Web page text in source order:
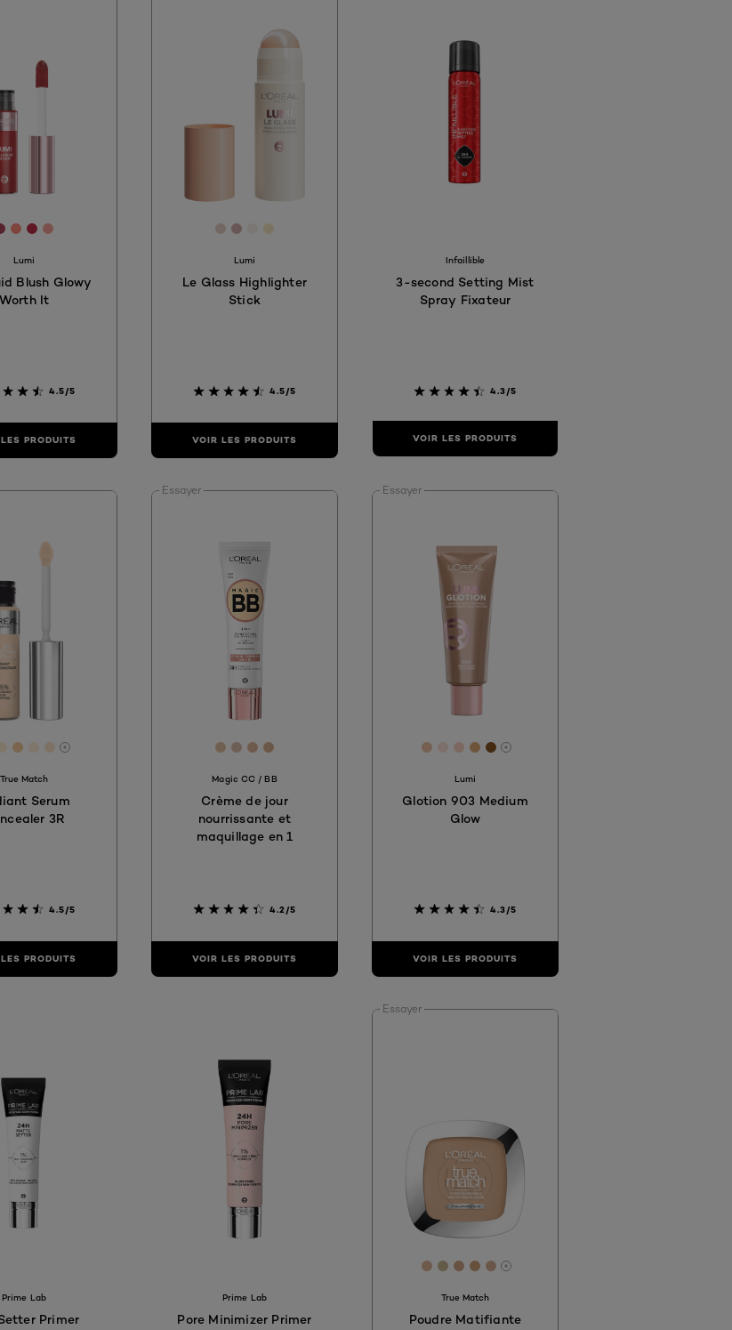
[Color]: #B04658
[Color]: #FD8B7F
[Color]: #C23048
[Color]: #F7A29B
Lumi
Blush Glowy
Worth It
4.5/5
PRODUITS
[Color]: #E7D2C3
[Color]: #D4AFAC
[Color]: #F6F0EA
[Color]: #F7EAC5
Lumi
Le Glass Highlighter
Stick
4.5/5
VOIR LES PRODUITS
Infaillible
3-second Setting Mist
Spray Fixateur
4.3/5
VOIR LES PRODUITS
FFDCC1
[Color]: #FFEDD5
[Color]: #F8CB9E
[Color]: #FFEDD9
[Color]: #FEE6CE
More shades are available
True Match
Serum
3R
4.5/5
PRODUITS
Essayer
[Color]: #e3c1a1
[Color]: #debfad
[Color]: #e2b69a
[Color]: #dcb08e
Magic CC / BB
Crème de jour
nourrissante et
maquillage en 1
4.2/5
VOIR LES PRODUITS
Essayer
[Color]: #EBC2A3
[Color]: #FBE0D5
[Color]: #F9D2C3
[Color]: #DCAB76
[Color]: #8A5523
More shades are available
Lumi
Glotion 903 Medium
Glow
4.3/5
VOIR LES PRODUITS
Prime Lab
Primer
Prime Lab
Pore Minimizer Primer
Essayer
[Color]: #DDB698
[Color]: #c8b592
[Color]: #D2A788
[Color]: #CFA278
[Color]: #D7B095
More shades are available
True Match
Poudre Matifiante